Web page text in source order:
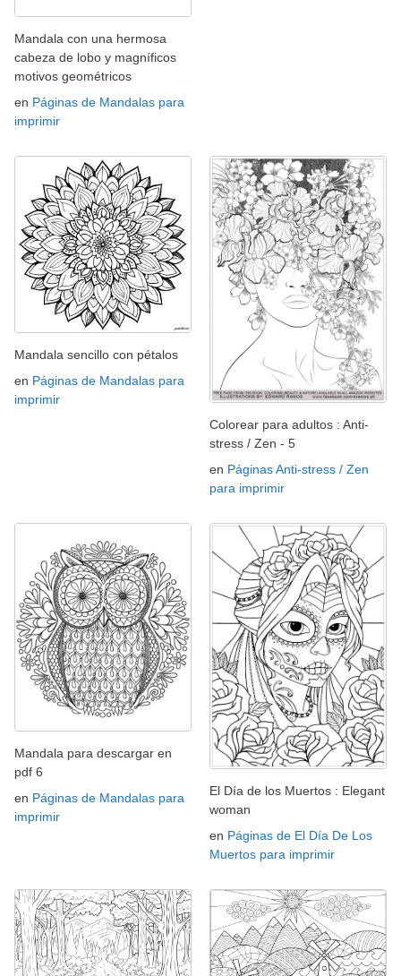
Mandala con una hermosa
cabeza de lobo y magníficos
motivos geométricos
en Páginas de Mandalas para
imprimir
Mandala sencillo con pétalos
en Páginas de Mandalas para
imprimir
Colorear para adultos : Anti-
stress / Zen - 5
en Páginas Anti-stress / Zen
para imprimir
Mandala para descargar en
pdf 6
en Páginas de Mandalas para
imprimir
El Día de los Muertos : Elegant
woman
en Páginas de El Día De Los
Muertos para imprimir